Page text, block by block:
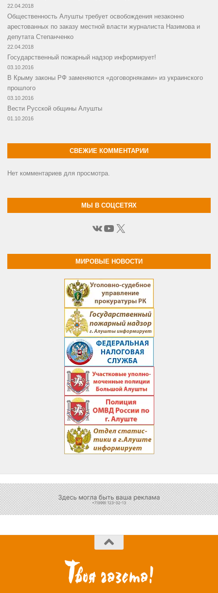
22.04.2018
Общественность Алушты требует освобождения незаконно
арестованных по заказу местной власти журналиста Назимова и
депутата Степанченко
22.04.2018
Государственный пожарный надзор информирует!
03.10.2016
В Крыму законы РФ заменяются «договорняками» из украинского
прошлого
03.10.2016
Вести Русской общины Алушты
01.10.2016
СВЕЖИЕ КОММЕНТАРИИ
Нет комментариев для просмотра.
МЫ В СОЦСЕТЯХ
ВКонтакте
YouTube
X
МИРОВЫЕ НОВОСТИ